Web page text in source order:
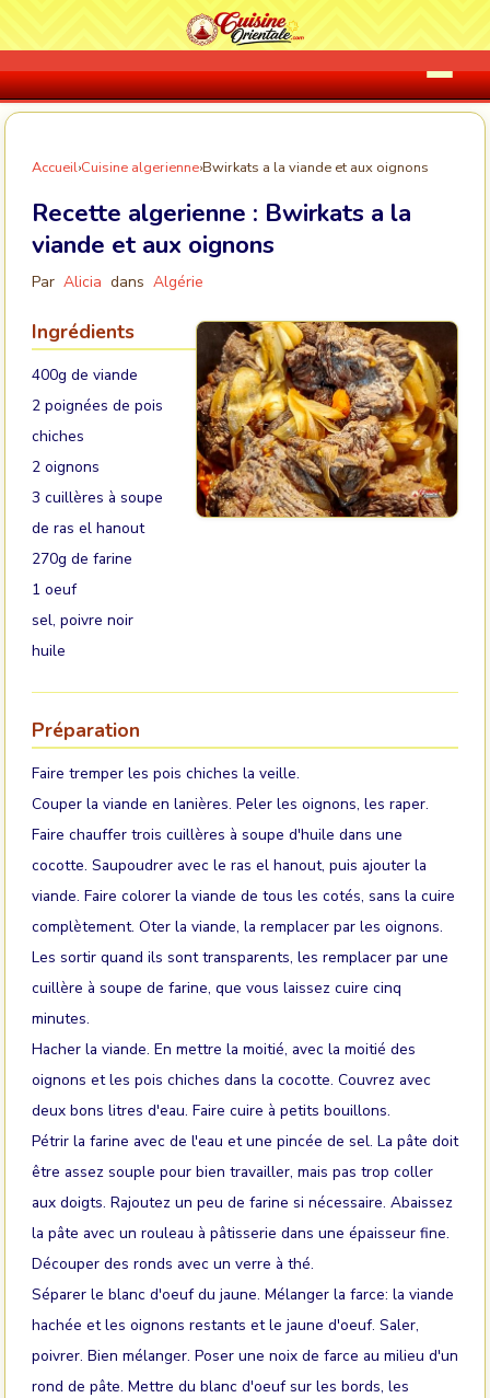
Accueil›Cuisine algerienne›Bwirkats a la viande et aux oignons
Recette algerienne : Bwirkats a la
viande et aux oignons
Par Alicia dans Algérie
Ingrédients
400g de viande
2 poignées de pois
chiches
2 oignons
3 cuillères à soupe
de ras el hanout
270g de farine
1 oeuf
sel, poivre noir
huile
Préparation
Faire tremper les pois chiches la veille.
Couper la viande en lanières. Peler les oignons, les raper.
Faire chauffer trois cuillères à soupe d'huile dans une
cocotte. Saupoudrer avec le ras el hanout, puis ajouter la
viande. Faire colorer la viande de tous les cotés, sans la cuire
complètement. Oter la viande, la remplacer par les oignons.
Les sortir quand ils sont transparents, les remplacer par une
cuillère à soupe de farine, que vous laissez cuire cinq
minutes.
Hacher la viande. En mettre la moitié, avec la moitié des
oignons et les pois chiches dans la cocotte. Couvrez avec
deux bons litres d'eau. Faire cuire à petits bouillons.
Pétrir la farine avec de l'eau et une pincée de sel. La pâte doit
être assez souple pour bien travailler, mais pas trop coller
aux doigts. Rajoutez un peu de farine si nécessaire. Abaissez
la pâte avec un rouleau à pâtisserie dans une épaisseur fine.
Découper des ronds avec un verre à thé.
Séparer le blanc d'oeuf du jaune. Mélanger la farce: la viande
hachée et les oignons restants et le jaune d'oeuf. Saler,
poivrer. Bien mélanger. Poser une noix de farce au milieu d'un
rond de pâte. Mettre du blanc d'oeuf sur les bords, les